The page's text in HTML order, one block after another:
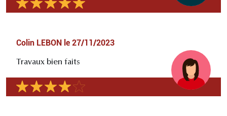
Colin LEBON le 27/11/2023
Travaux bien faits